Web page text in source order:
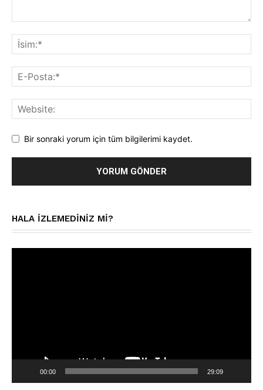
Bir sonraki yorum için tüm bilgilerimi kaydet.
HALA IZLEMEDINIZ MI?
00:00 29:09